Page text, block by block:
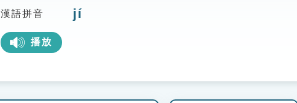
漢語拼音 jí
播放